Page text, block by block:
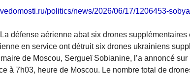
politics/news/2026/06/17/1206453-
défense aérienne abat six drones
en service ont détruit six drones ukrainiens
de Moscou, Sergueï Sobianine, l’a annoncé
à 7h03, heure de Moscou. Le nombre total de